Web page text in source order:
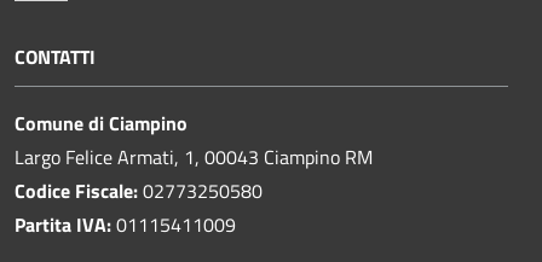
CONTATTI
Comune di Ciampino
Largo Felice Armati, 1, 00043 Ciampino RM
Codice Fiscale:02773250580
Partita IVA:01115411009